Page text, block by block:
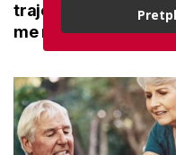
traje sat vremena:
me naučio